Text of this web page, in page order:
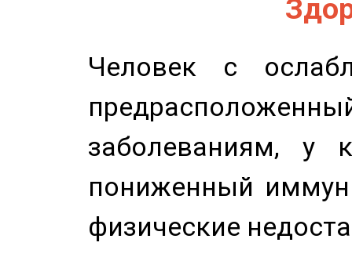
Человек с
заболеваниям, у
пониженный
физические